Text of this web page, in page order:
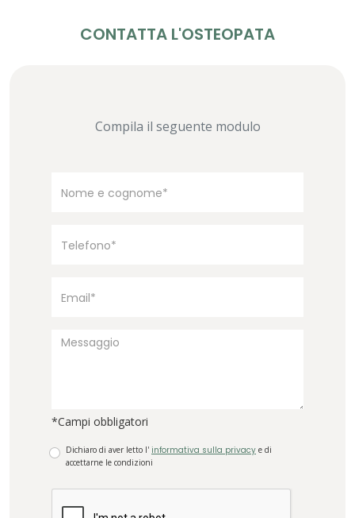
CONTATTA L'OSTEOPATA
Compila il seguente modulo
*Campi obbligatori
Dichiaro di aver letto l' informativa sulla privacy e di
accettarne le condizioni